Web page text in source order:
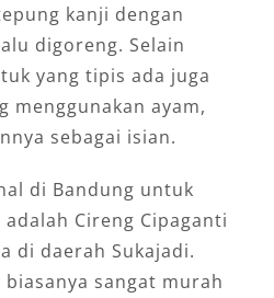
kanji dengan
digoreng. Selain
yang tipis ada juga
menggunakan ayam,
sebagai isian.
di Bandung untuk
Cireng Cipaganti
di daerah Sukajadi.
sangat murah